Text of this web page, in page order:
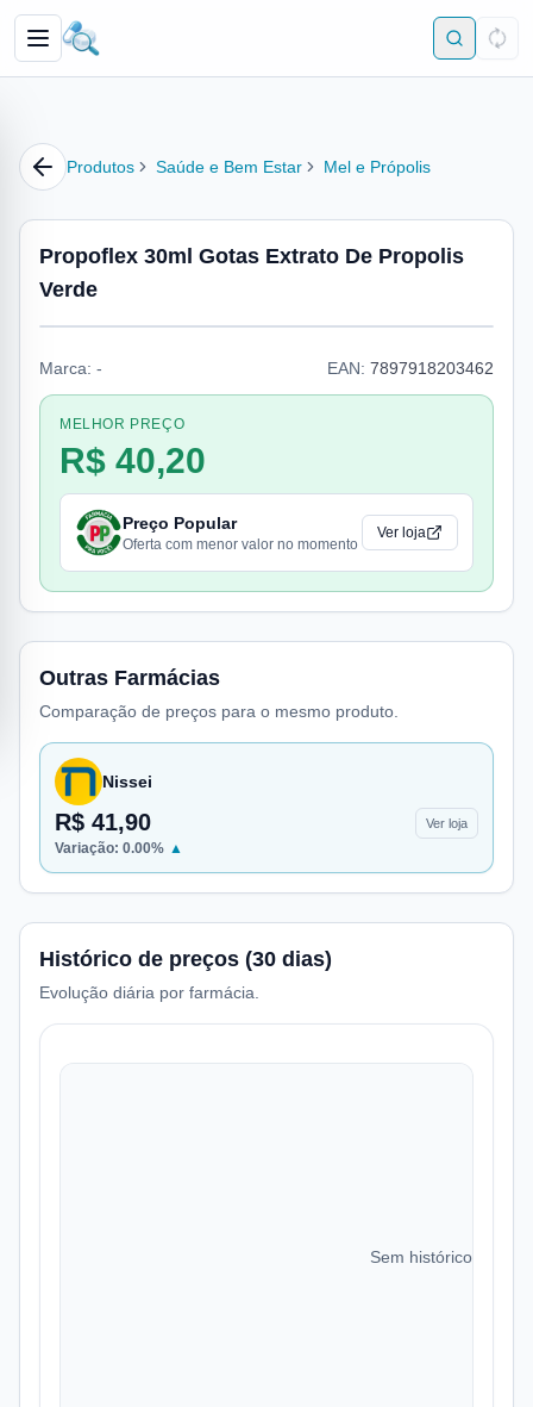
Produtos Saúde e Bem Estar Mel e Própolis
Propoflex 30ml Gotas Extrato De Propolis
Verde
Marca: - EAN: 7897918203462
MELHOR PREÇO
R$ 40,20
Preço Popular
Oferta com menor valor no momento
Ver loja
Outras Farmácias
Comparação de preços para o mesmo produto.
Nissei
R$ 41,90 Ver loja
Variação: 0.00% ▲
Histórico de preços (30 dias)
Evolução diária por farmácia.
Sem histórico de